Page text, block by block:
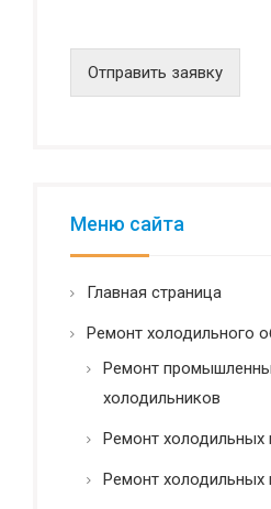
и
о
с
т
*
б
е
о
ь
Отправить заявку
Меню сайта
Главная страница
Ремонт холодильного
Ремонт
холодильников
Ремонт холодильных
Ремонт